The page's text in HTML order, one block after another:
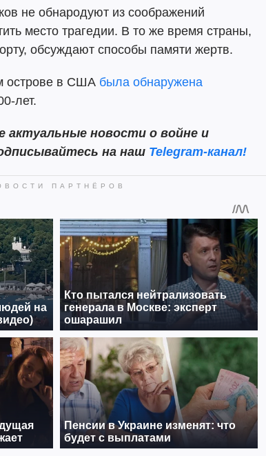
не обнародуют из соображений
место трагедии. В то же время страны,
обсуждают способы памяти жертв.
острове в США была обнаружена
лет.
новости о войне и
на наш Telegram-канал!